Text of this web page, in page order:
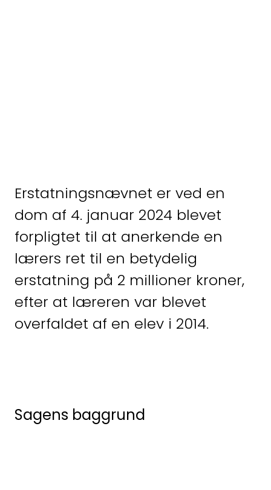
Udfyld
kontaktformularen,
så kontakter vi dig
hurtigst muligt.
Erstatningsnævnet er ved en
dom af 4. januar 2024 blevet
forpligtet til at anerkende en
lærers ret til en betydelig
erstatning på 2 millioner kroner,
efter at læreren var blevet
overfaldet af en elev i 2014.
Sagens baggrund